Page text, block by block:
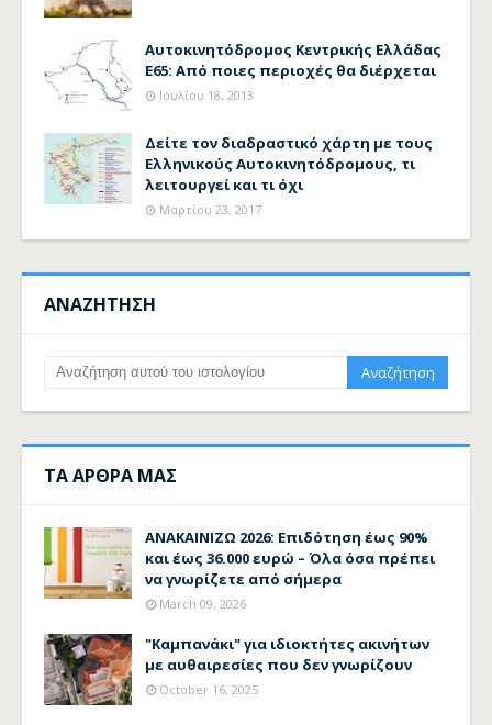
Αυτοκινητόδρομος Κεντρικής Ελλάδας
Ε65: Από ποιες περιοχές θα διέρχεται
Ιουλίου 18, 2013
Δείτε τον διαδραστικό χάρτη με τους
Ελληνικούς Αυτοκινητόδρομους, τι
λειτουργεί και τι όχι
Μαρτίου 23, 2017
ΑΝΑΖΗΤΗΣΗ
ΤΑ ΑΡΘΡΑ ΜΑΣ
ΑΝΑΚΑΙΝΙΖΩ 2026: Επιδότηση έως 90%
και έως 36.000 ευρώ – Όλα όσα πρέπει
να γνωρίζετε από σήμερα
March 09, 2026
"Καμπανάκι" για ιδιοκτήτες ακινήτων
με αυθαιρεσίες που δεν γνωρίζουν
October 16, 2025